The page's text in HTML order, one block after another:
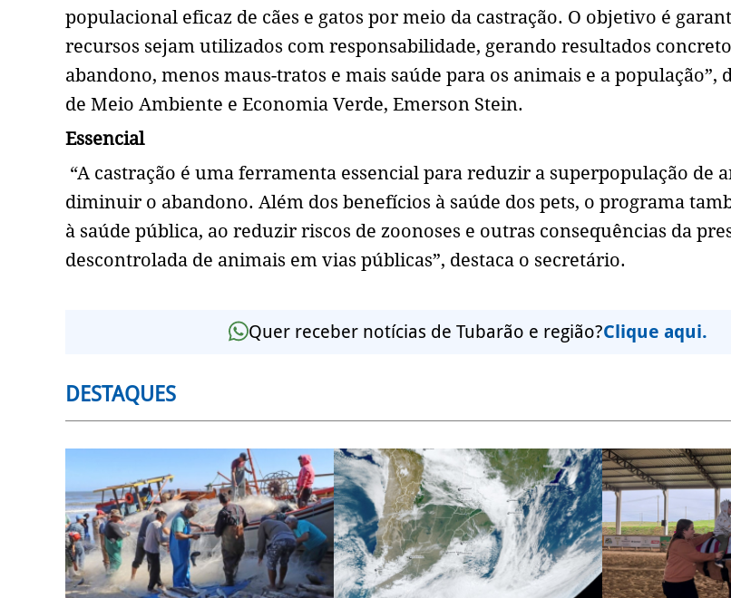
populacional eficaz de cães e gatos por meio da castração. O objetivo é
recursos sejam utilizados com responsabilidade, gerando resultados
abandono, menos maus-tratos e mais saúde para os animais e a população”,
de Meio Ambiente e Economia Verde, Emerson Stein.
Essencial
“A castração é uma ferramenta essencial para reduzir a superpopulação de
diminuir o abandono. Além dos benefícios à saúde dos pets, o programa
à saúde pública, ao reduzir riscos de zoonoses e outras consequências da
descontrolada de animais em vias públicas”, destaca o secretário.
Quer receber notícias de Tubarão e região?Clique aqui.
DESTAQUES